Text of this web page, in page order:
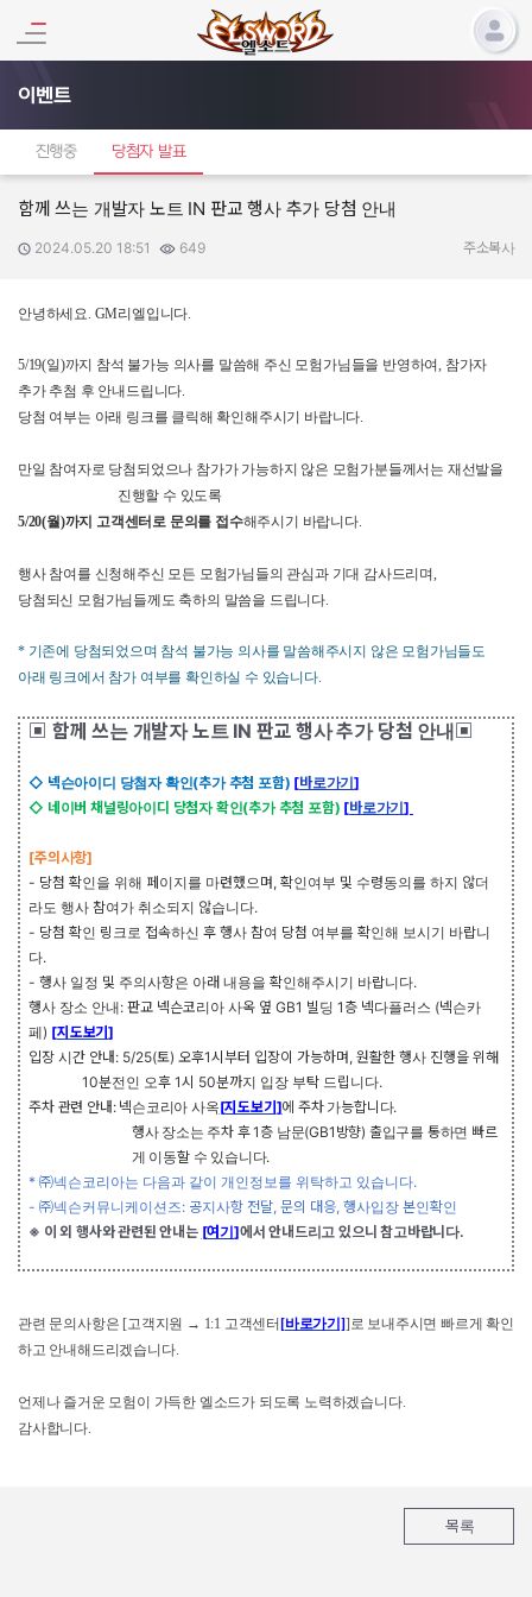
이벤트
진행중 당첨자 발표
함께 쓰는 개발자 노트 IN 판교 행사 추가 당첨 안내
작성일:
2024.05.20 18:51
조회수: 649 주소복사
안녕하세요. GM리엘입니다.
5/19(일)까지 참석 불가능 의사를 말씀해 주신 모험가님들을 반영하여, 참가자
추가 추첨 후 안내드립니다.
당첨 여부는 아래 링크를 클릭해 확인해주시기 바랍니다.
만일 참여자로 당첨되었으나 참가가 가능하지 않은 모험가분들께서는 재선발을
진행할 수 있도록
5/20(월)까지 고객센터로 문의를 접수해주시기 바랍니다.
행사 참여를 신청해주신 모든 모험가님들의 관심과 기대 감사드리며,
당첨되신 모험가님들께도 축하의 말씀을 드립니다.
* 기존에 당첨되었으며 참석 불가능 의사를 말씀해주시지 않은 모험가님들도
아래 링크에서 참가 여부를 확인하실 수 있습니다.
▣ 함께 쓰는 개발자 노트IN 판교 행사추가 당첨 안내▣
◇ 넥슨아이디 당첨자 확인(추가 추첨 포함) [바로가기]
◇ 네이버 채널링아이디 당첨자 확인(추가 추첨 포함) [바로가기]
[주의사항]
- 당첨 확인을 위해 페이지를 마련했으며,확인여부 및 수령동의를 하지 않더
라도 행사 참여가 취소되지 않습니다.
- 당첨 확인 링크로 접속하신 후 행사 참여 당첨 여부를 확인해 보시기 바랍니
다.
-행사 일정 및 주의사항은 아래 내용을 확인해주시기 바랍니다.
행사 장소 안내:판교 넥슨코리아 사옥 옆 GB1 빌딩 1 층 넥다플러스 (넥슨카
페) [지도보기]
입장 시간 안내 : 5/25(토)오후1시부터 입장이 가능하며,원활한 행사 진행을 위해
10분전인 오후 1시 50분까지 입장 부탁 드립니다.
주차 관련 안내 : 넥슨코리아 사옥[지도보기 ]에 주차 가능합니다.
행사 장소는 주차 후1 층 남문(GB1 방향) 출입구를 통하면 빠르
게 이동할 수 있습니다.
*㈜넥슨코리아는 다음과 같이 개인정보를 위탁하고 있습니다.
-㈜넥슨커뮤니케이션즈: 공지사항 전달,문의 대응,행사입장 본인확인
※ 이 외 행사와 관련된 안내는 [여기]에서 안내드리고 있으니 참고바랍니다.
관련 문의사항은 [고객지원 → 1:1 고객센터[바로가기]] 로 보내주시면 빠르게 확인
하고 안내해드리겠습니다.
언제나 즐거운 모험이 가득한 엘소드가 되도록 노력하겠습니다.
감사합니다
목록